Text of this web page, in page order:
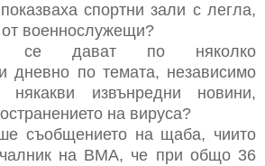
спортни зали с легла,
военнослужещи?
се дават по няколко
дневно по темата, независимо
извънредни новини,
на вируса?
съобщението на щаба, чиито
на ВМА, че при общо 36